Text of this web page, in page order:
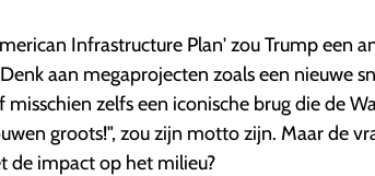
Infrastructure Plan' zou Trump een
aan megaprojecten zoals een nieuwe
zelfs een iconische brug die de
groots!", zou zijn motto zijn. Maar de
de impact op het milieu?